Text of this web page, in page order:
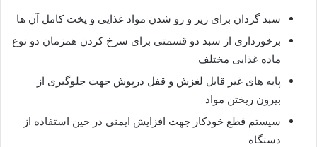
سبد گردان برای زیر و رو شدن مواد غذایی و پخت کامل آن ها
برخورداری از سبد دو قسمتی برای سرخ کردن همزمان دو نوع
ماده غذایی مختلف
پایه های غیر قابل لغزش و قفل درپوش جهت جلوگیری از
بیرون ریختن مواد
سیستم قطع خودکار جهت افزایش ایمنی در حین استفاده از
دستگاه